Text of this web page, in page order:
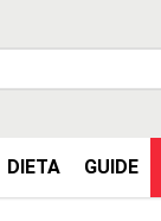
DIETA GUIDE